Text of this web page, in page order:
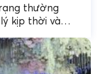
thường
kịp thời và